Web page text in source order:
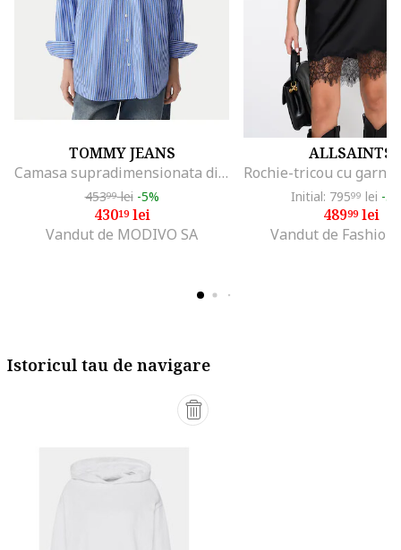
TOMMY JEANS
Camasa supradimensionata din amestec de bumbac organic cu model in dungi
45399lei -5%
43019lei
Vandut de MODIVO SA
ALLSAINTS
Initial: 79599 lei -
48999lei
Vandut de Fashion
Istoricul tau de navigare